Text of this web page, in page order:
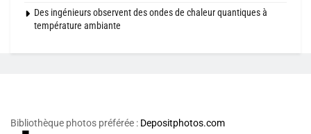
Des ingénieurs observent des ondes de chaleur quantiques à
température ambiante
Bibliothèque photos préférée : Depositphotos.com